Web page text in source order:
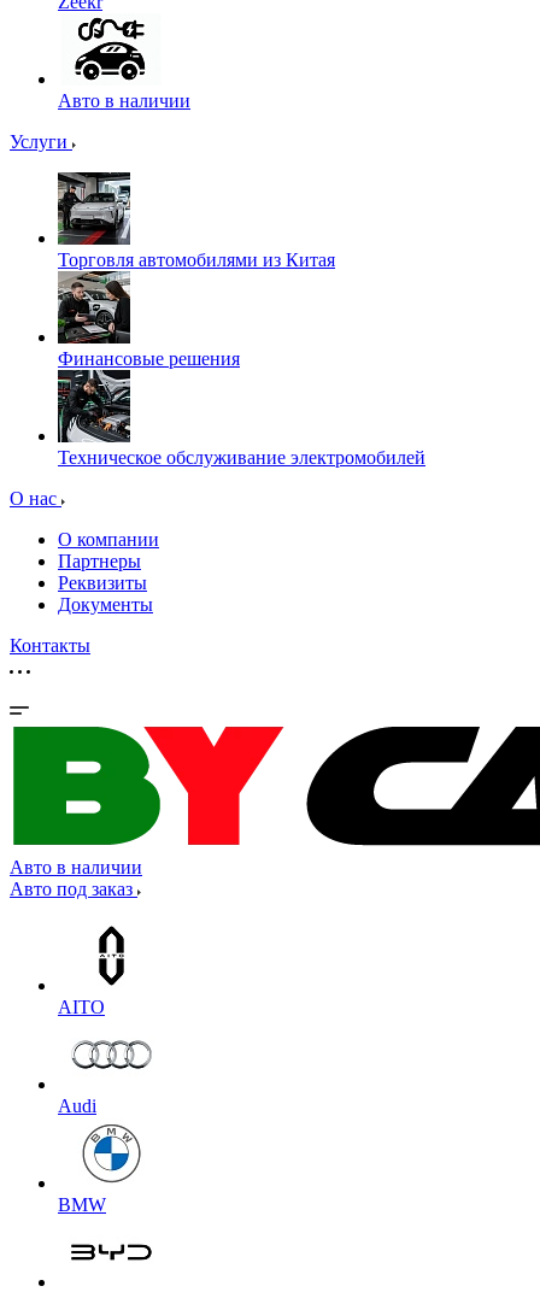
Авто в наличии
Услуги
Торговля автомобилями из Китая
Финансовые решения
Техническое обслуживание электромобилей
О нас
О компании
Партнеры
Реквизиты
Документы
Контакты
Авто в наличии
Авто под заказ
AITO
Audi
BMW